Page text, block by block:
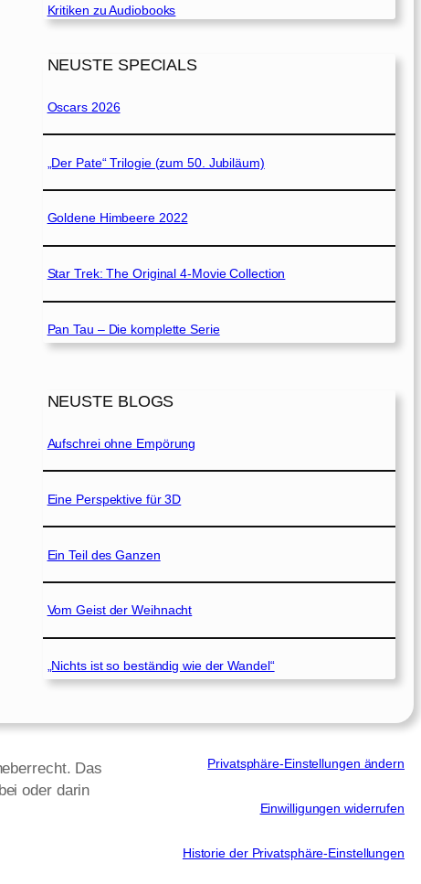
Kritiken zu Audiobooks
NEUSTE SPECIALS
Oscars 2026
„Der Pate“ Trilogie (zum 50. Jubiläum)
Goldene Himbeere 2022
Star Trek: The Original 4-Movie Collection
Pan Tau – Die komplette Serie
NEUSTE BLOGS
Aufschrei ohne Empörung
Eine Perspektive für 3D
Ein Teil des Ganzen
Vom Geist der Weihnacht
„Nichts ist so beständig wie der Wandel“
Das
oder darin
Privatsphäre-Einstellungen ändern
Einwilligungen widerrufen
Historie der Privatsphäre-Einstellungen